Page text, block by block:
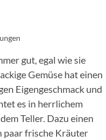
gut, egal wie sie
Gemüse hat einen
Eigengeschmack und
es in herrlichem
Teller. Dazu einen
paar frische Kräuter